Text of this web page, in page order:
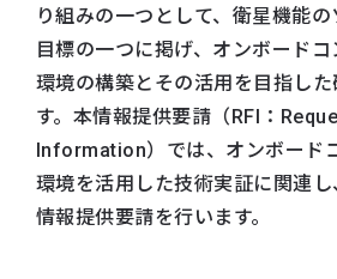
り組みの一つとして、衛星機能
目標の一つに掲げ、オンボード
環境の構築とその活用を目指し
す。本情報提供要請（RFI：
Information）では、オンボード
環境を活用した技術実証に関連
情報提供要請を行います。